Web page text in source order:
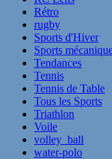
Rétro
rugby
Sports d'Hiver
Sports
Tendances
Tennis
Tennis de Table
Tous les Sports
Triathlon
Voile
volley_ball
water-polo